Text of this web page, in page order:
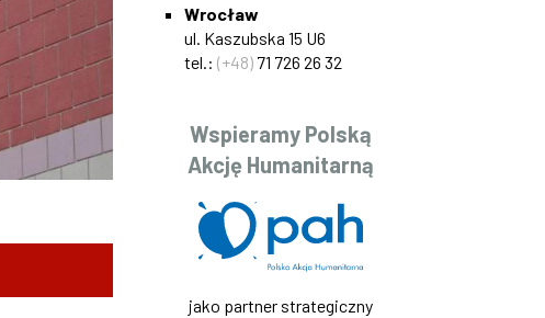
Wrocław
ul. Kaszubska 15 U6
tel.: (+48)71 726 26 32
Wspieramy Polską
Akcję Humanitarną
jako partner strategiczny